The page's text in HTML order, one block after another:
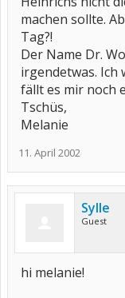
machen sollte.
Tag?!
Der Name Dr.
irgendetwas. Ich
fällt es mir noch
Tschüs,
Melanie
11. April 2002
Sylle
Guest
hi melanie!